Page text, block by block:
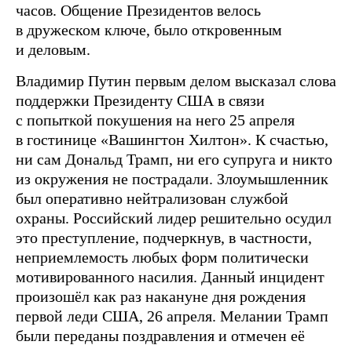
часов. Общение Президентов велось
в дружеском ключе, было откровенным
и деловым.
Владимир Путин первым делом высказал слова
поддержки Президенту США в связи
с попыткой покушения на него 25 апреля
в гостинице «Вашингтон Хилтон». К счастью,
ни сам Дональд Трамп, ни его супруга и никто
из окружения не пострадали. Злоумышленник
был оперативно нейтрализован службой
охраны. Российский лидер решительно осудил
это преступление, подчеркнув, в частности,
неприемлемость любых форм политически
мотивированного насилия. Данный инцидент
произошёл как раз накануне дня рождения
первой леди США, 26 апреля. Мелании Трамп
были переданы поздравления и отмечен её